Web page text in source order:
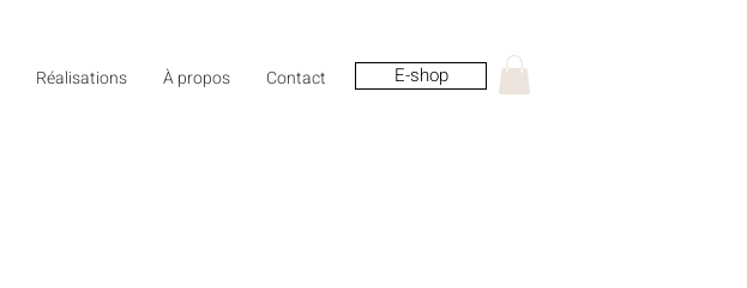
Réalisations À propos Contact E-shop